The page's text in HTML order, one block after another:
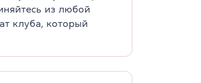
из любой
клуба, который